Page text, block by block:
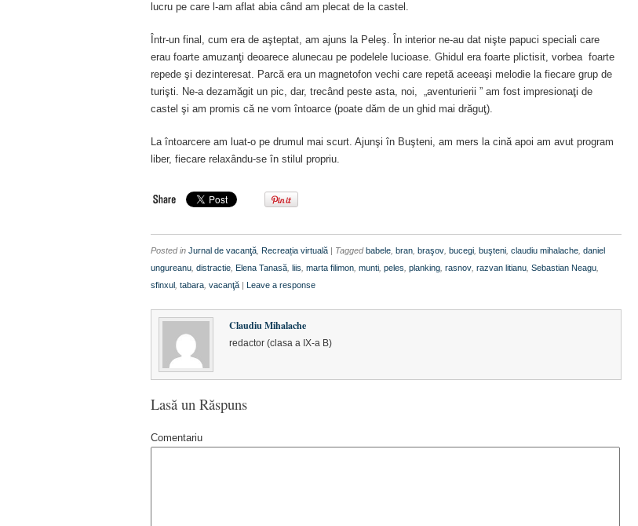
lucru pe care l-am aflat abia când am plecat de la castel.
Într-un final, cum era de aşteptat, am ajuns la Peleş. În interior ne-au dat nişte papuci speciali care
erau foarte amuzanţi deoarece alunecau pe podelele lucioase. Ghidul era foarte plictisit, vorbea foarte
repede şi dezinteresat. Parcă era un magnetofon vechi care repetă aceeaşi melodie la fiecare grup de
turişti. Ne-a dezamăgit un pic, dar, trecând peste asta, noi, „aventurierii ” am fost impresionaţi de
castel şi am promis că ne vom întoarce (poate dăm de un ghid mai drăguţ).
La întoarcere am luat-o pe drumul mai scurt. Ajunşi în Buşteni, am mers la cină apoi am avut program
liber, fiecare relaxându-se în stilul propriu.
Posted in Jurnal de vacanţă Recreația virtuală | Taggedbabele bran braşov bucegi buşteni claudiu mihalache daniel
ungureanu distractie Elena Tanasă liis marta filimon munti peles planking rasnov razvan litianu Sebastian Neagu
sfinxul tabara vacanţă | Leave a response
Claudiu Mihalache
redactor (clasa a IX-a B)
Lasă un Răspuns
Comentariu